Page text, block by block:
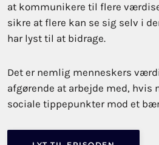
at kommunikere til flere
sikre at flere kan se sig selv i
har lyst til at bidrage.
Det er nemlig menneskers
afgørende at arbejde med, hvis
sociale tippepunkter mod et